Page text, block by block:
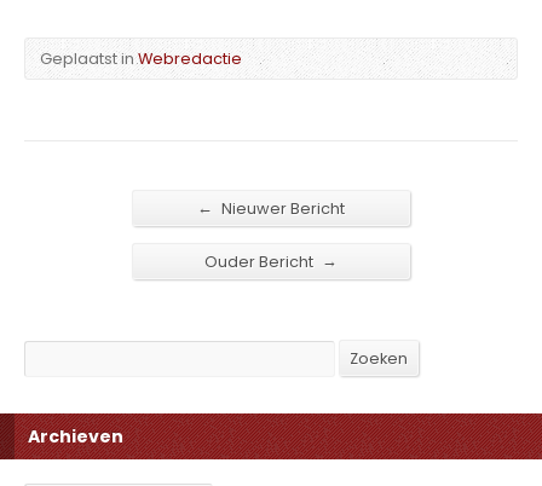
Geplaatst inWebredactie
← Nieuwer Bericht
Ouder Bericht →
Zoeken
Archieven